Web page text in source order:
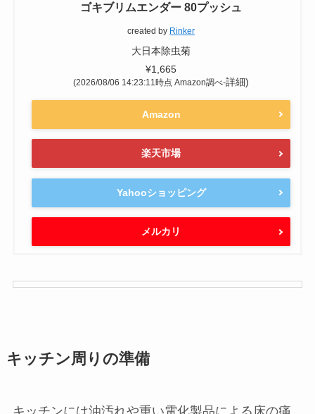
ゴキブリムエンダー 80プッシュ
created by Rinker
大日本除虫菊
¥1,665
(2026/08/06 14:23:11時点 Amazon調べ-詳細)
Amazon
楽天市場
Yahooショッピング
メルカリ
キッチン周りの準備
キッチンには油汚れや重い電化製品による床の痛